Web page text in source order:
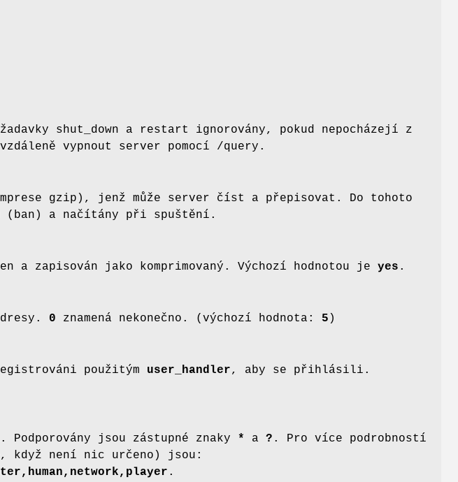
shut_down a restart ignorovány, pokud nepocházejí z
vypnout server pomocí /query.
gzip), jenž může server číst a přepisovat. Do tohoto
(ban) a načítány při spuštění.
a zapisován jako komprimovaný. Výchozí hodnotou je yes .
0 znamená nekonečno. (výchozí hodnota: 5 )
použitým user_handler, aby se přihlásili.
jsou zástupné znaky * a ? . Pro více podrobností
když není nic určeno) jsou:
.